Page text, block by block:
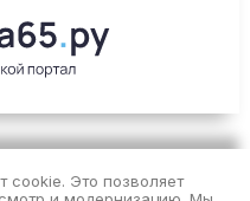
cookie. Это позволяет